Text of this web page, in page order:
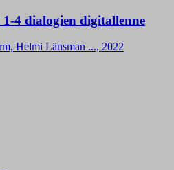
4 dialogien digitallenne
Helmi Länsman ..., 2022